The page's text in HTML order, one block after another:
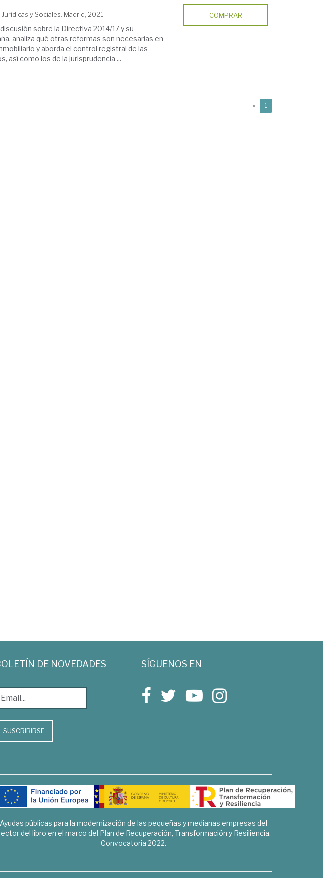
y Sociales. Madrid, 2021
sobre la Directiva 2014/17 y su
analiza qué otras reformas son necesarias en
y aborda el control registral de las
así como los de la jurisprudencia ...
COMPRAR
« 1
DE NOVEDADES
SUSCRIBIRSE
SÍGUENOS EN
Ayudas públicas para la modernización de las pequeñas y medianas empresas del
del libro en el marco del Plan de Recuperación, Transformación y Resiliencia.
Convocatoria 2022.